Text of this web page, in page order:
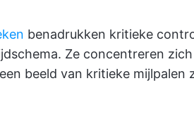
benadrukken kritieke
Ze concentreren
beeld van kritieke mijlpalen